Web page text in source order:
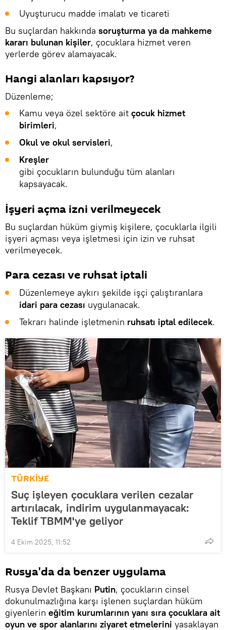
Uyuşturucu madde imalatı ve ticareti
Bu suçlardan hakkında soruşturma ya da mahkeme
kararı bulunan kişiler, çocuklara hizmet veren
yerlerde görev alamayacak.
Hangi alanları kapsıyor?
Düzenleme;
Kamu veya özel sektöre ait çocuk hizmet
birimleri,
Okul ve okul servisleri,
Kreşler
gibi çocukların bulunduğu tüm alanları
kapsayacak.
İşyeri açma izni verilmeyecek
Bu suçlardan hüküm giymiş kişilere, çocuklarla ilgili
işyeri açması veya işletmesi için izin ve ruhsat
verilmeyecek.
Para cezası ve ruhsat iptali
Düzenlemeye aykırı şekilde işçi çalıştıranlara
idari para cezası uygulanacak.
Tekrarı halinde işletmenin ruhsatı iptal edilecek.
TÜRKİYE
Suç işleyen çocuklara verilen cezalar
artırılacak, indirim uygulanmayacak:
Teklif TBMM'ye geliyor
4 Ekim 2025, 11:52
Rusya'da da benzer uygulama
Rusya Devlet Başkanı Putin, çocukların cinsel
dokunulmazlığına karşı işlenen suçlardan hüküm
giyenlerin eğitim kurumlarının yanı sıra çocuklara ait
oyun ve spor alanlarını ziyaret etmelerini yasaklayan